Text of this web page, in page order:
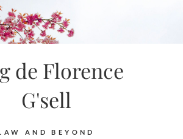
de Florence
G'sell
AND BEYOND